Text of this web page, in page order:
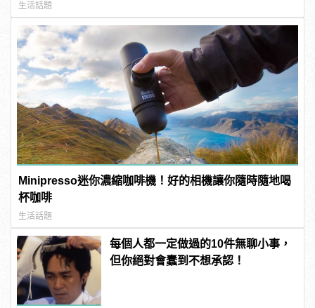
生活話題
Minipresso迷你濃縮咖啡機！好的相機讓你隨時隨地喝
杯咖啡
生活話題
每個人都一定做過的10件無聊小事，
但你絕對會蠢到不想承認！